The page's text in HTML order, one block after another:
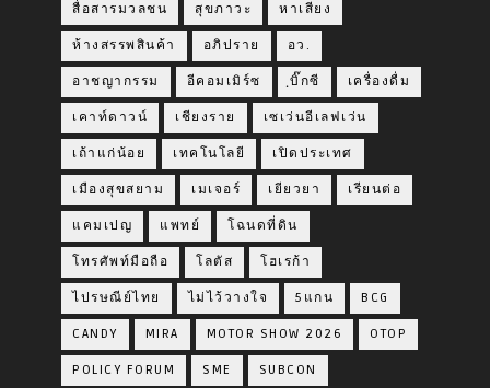
สื่อสารมวลชน สุขภาวะ หาเสียง
ห้างสรรพสินค้า อภิปราย อว.
อาชญากรรม อีคอมเมิร์ซ ฺบิ๊กซี เครื่องดื่ม
เคาท์ดาวน์ เชียงราย เซเว่นอีเลฟเว่น
เถ้าแก่น้อย เทคโนโลยี เปิดประเทศ
เมืองสุขสยาม เมเจอร์ เยียวยา เรียนต่อ
แคมเปญ แพทย์ โฉนดที่ดิน
โทรศัพท์มือถือ โลตัส โฮเรก้า
ไปรษณีย์ไทย ไม่ไว้วางใจ 5แกน BCG
CANDY MIRA MOTOR SHOW 2026 OTOP
POLICY FORUM SME SUBCON